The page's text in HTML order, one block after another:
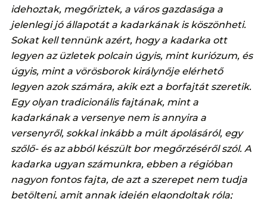
idehoztak, megőriztek, a város gazdasága a
jelenlegi jó állapotát a kadarkának is köszönheti.
Sokat kell tennünk azért, hogy a kadarka ott
legyen az üzletek polcain úgyis, mint kuriózum, és
úgyis, mint a vörösborok királynője elérhető
legyen azok számára, akik ezt a borfajtát szeretik.
Egy olyan tradicionális fajtának, mint a
kadarkának a versenye nem is annyira a
versenyről, sokkal inkább a múlt ápolásáról, egy
szőlő- és az abból készült bor megőrzéséről szól. A
kadarka ugyan számunkra, ebben a régióban
nagyon fontos fajta, de azt a szerepet nem tudja
betölteni, amit annak idején elgondoltak róla;